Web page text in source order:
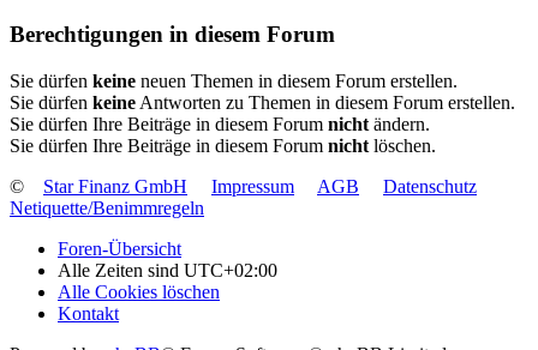
Berechtigungen in diesem Forum
Sie dürfen keine neuen Themen in diesem Forum erstellen.
Sie dürfen keine Antworten zu Themen in diesem Forum erstellen.
Sie dürfen Ihre Beiträge in diesem Forum nicht ändern.
Sie dürfen Ihre Beiträge in diesem Forum nicht löschen.
©
Star Finanz GmbH Impressum AGB
Datenschutz
Netiquette/Benimmregeln
Foren-Übersicht
Alle Zeiten sind UTC+02:00
Alle Cookies löschen
Kontakt